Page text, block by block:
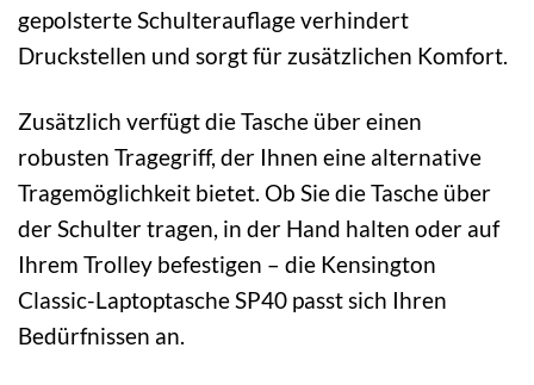
gepolsterte Schulterauflage verhindert
Druckstellen und sorgt für zusätzlichen Komfort.
Zusätzlich verfügt die Tasche über einen
robusten Tragegriff, der Ihnen eine alternative
Tragemöglichkeit bietet. Ob Sie die Tasche über
der Schulter tragen, in der Hand halten oder auf
Ihrem Trolley befestigen – die Kensington
Classic-Laptoptasche SP40 passt sich Ihren
Bedürfnissen an.